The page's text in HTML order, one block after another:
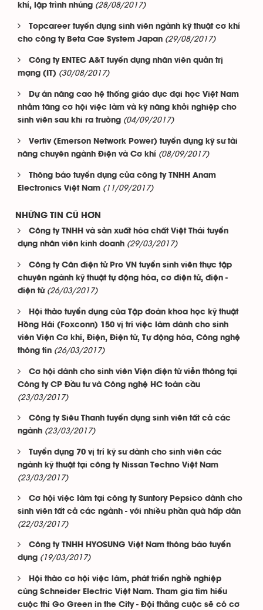
khí, lập trình nhúng (28/08/2017)
Topcareer tuyển dụng sinh viên ngành kỹ thuật cơ khí
cho công ty Beta Cae System Japan (29/08/2017)
Công ty ENTEC A&T tuyển dụng nhân viên quản trị
mạng (IT) (30/08/2017)
Dự án nâng cao hệ thống giáo dục đại học Việt Nam
nhằm tăng cơ hội việc làm và kỹ năng khởi nghiệp cho
sinh viên sau khi ra trường (04/09/2017)
Vertiv (Emerson Network Power) tuyển dụng kỹ sư tài
năng chuyên ngành Điện và Cơ khí (08/09/2017)
Thông báo tuyển dụng của công ty TNHH Anam
Electronics Việt Nam (11/09/2017)
NHỮNG TIN CŨ HƠN
Công ty TNHH và sản xuất hóa chất Việt Thái tuyển
dụng nhân viên kinh doanh (29/03/2017)
Công ty Cân điện tử Pro VN tuyển sinh viên thực tập
chuyên ngành kỹ thuật tự động hóa, cơ điện tử, điện -
điện tử (26/03/2017)
Hội thảo tuyển dụng của Tập đoàn khoa học kỹ thuật
Hồng Hải (Foxconn) 150 vị trí việc làm dành cho sinh
viên Viện Cơ khí, Điện, Điện tử, Tự động hóa, Công nghệ
thông tin (26/03/2017)
Cơ hội dành cho sinh viên Viện điện tử viễn thông tại
Công ty CP Đầu tư và Công nghệ HC toàn cầu
(23/03/2017)
Công ty Siêu Thanh tuyển dụng sinh viên tất cả các
ngành (23/03/2017)
Tuyển dụng 70 vị trí kỹ sư dành cho sinh viên các
ngành kỹ thuật tại công ty Nissan Techno Việt Nam
(23/03/2017)
Cơ hội việc làm tại công ty Suntory Pepsico dành cho
sinh viên tất cả các ngành - với nhiều phần quà hấp dẫn
(22/03/2017)
Công ty TNHH HYOSUNG Việt Nam thông báo tuyển
dụng (19/03/2017)
Hội thảo cơ hội việc làm, phát triển nghề nghiệp
cùng Schneider Electric Việt Nam. Tham gia tìm hiểu
cuộc thi Go Green in the City - Đội thắng cuộc sẽ có cơ